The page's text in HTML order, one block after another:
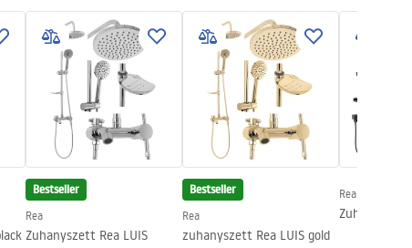
Bestseller
Rea
Zuhanyszett Rea LUIS
Bestseller
Rea
zuhanyszett Rea LUIS gold
Rea
Zuhanyszett